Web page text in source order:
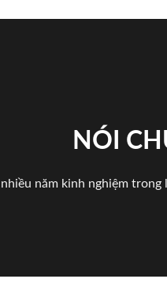
NÓI
năm kinh nghiệm